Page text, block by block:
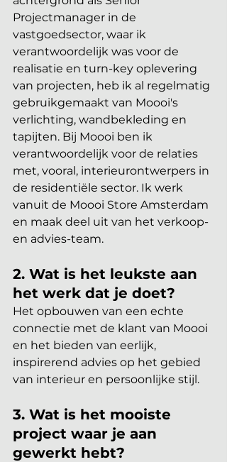
Projectmanager in de
vastgoedsector, waar ik
verantwoordelijk was voor de
realisatie en turn-key oplevering
van projecten, heb ik al regelmatig
gebruikgemaakt van Moooi's
verlichting, wandbekleding en
tapijten. Bij Moooi ben ik
verantwoordelijk voor de relaties
met, vooral, interieurontwerpers in
de residentiële sector. Ik werk
vanuit de Moooi Store Amsterdam
en maak deel uit van het verkoop-
en advies-team.
2. Wat is het leukste aan
het werk dat je doet?
Het opbouwen van een echte
connectie met de klant van Moooi
en het bieden van eerlijk,
inspirerend advies op het gebied
van interieur en persoonlijke stijl.
3. Wat is het mooiste
project waar je aan
gewerkt hebt?